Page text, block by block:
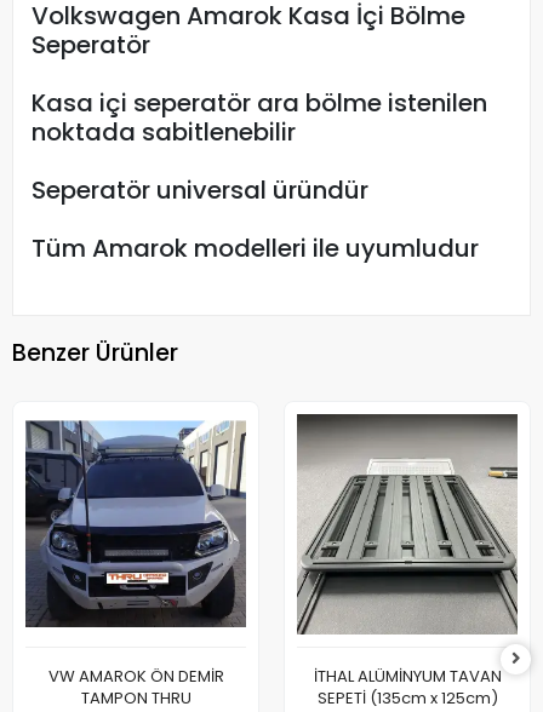
Volkswagen Amarok Kasa İçi Bölme
Seperatör
Kasa içi seperatör ara bölme istenilen
noktada sabitlenebilir
Seperatör universal üründür
Tüm Amarok modelleri ile uyumludur
Benzer Ürünler
VW AMAROK ÖN DEMİR
TAMPON THRU
İTHAL ALÜMİNYUM TAVAN
SEPETİ (135cm x 125cm)